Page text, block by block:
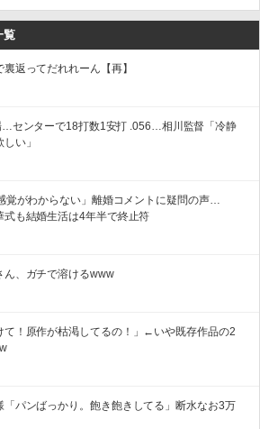
覧
返ってだれれーん【再】
…センターで18打数1安打 .056…相川監督「冷静
い」
覚がわからない」離婚コメントに疑問の声…
も結婚生活は4年半で終止符
ん、ガチで溶けるwww
て！原作が枯渇してるの！」←いや既存作品の2
「パンばっかり。飽き飽きしてる」断水なお3万